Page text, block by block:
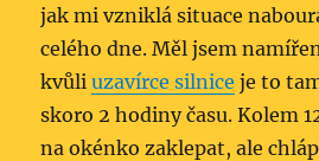
jak mi vzniklá situace
celého dne. Měl jsem
kvůliuzavírce silnice je to
skoro 2 hodiny času. Kolem
na okénko zaklepat, ale